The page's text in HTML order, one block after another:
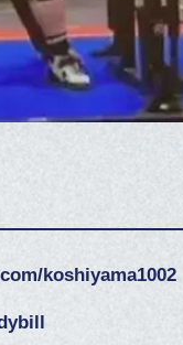
koshiyama1002